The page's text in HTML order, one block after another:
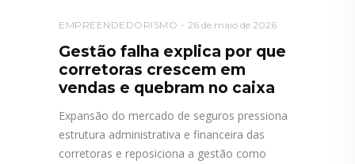
EMPREENDEDORISMO 26 de maio de 2026
Gestão falha explica por que
corretoras crescem em
vendas e quebram no caixa
Expansão do mercado de seguros pressiona
estrutura administrativa e financeira das
corretoras e reposiciona a gestão como